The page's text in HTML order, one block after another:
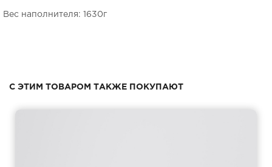
Вес наполнителя: 1630г
С ЭТИМ ТОВАРОМ ТАКЖЕ ПОКУПАЮТ